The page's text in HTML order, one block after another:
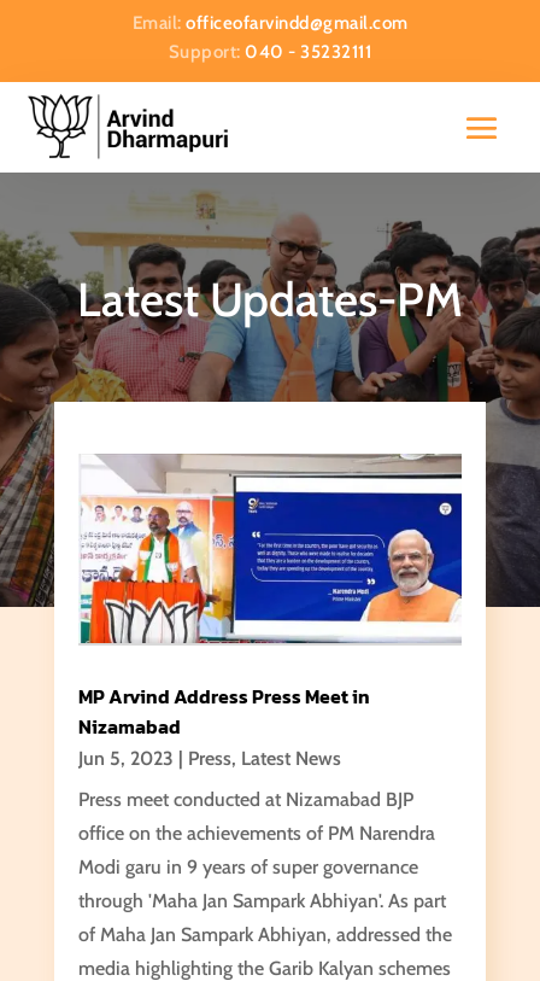
Email: officeofarvindd@gmail.com
Support:040 - 35232111
Latest Updates-PM
MP Arvind Address Press Meet in
Nizamabad
Jun 5, 2023 | Press, Latest News
Press meet conducted at Nizamabad BJP
office on the achievements of PM Narendra
Modi garu in 9 years of super governance
through 'Maha Jan Sampark Abhiyan'. As part
of Maha Jan Sampark Abhiyan, addressed the
media highlighting the Garib Kalyan schemes